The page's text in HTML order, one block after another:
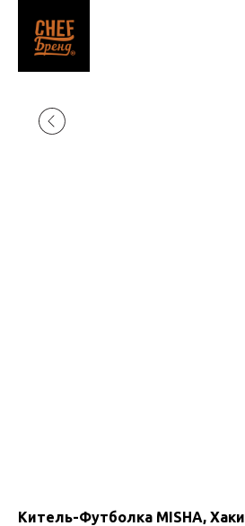
Китель-Футболка MISHA, Хаки